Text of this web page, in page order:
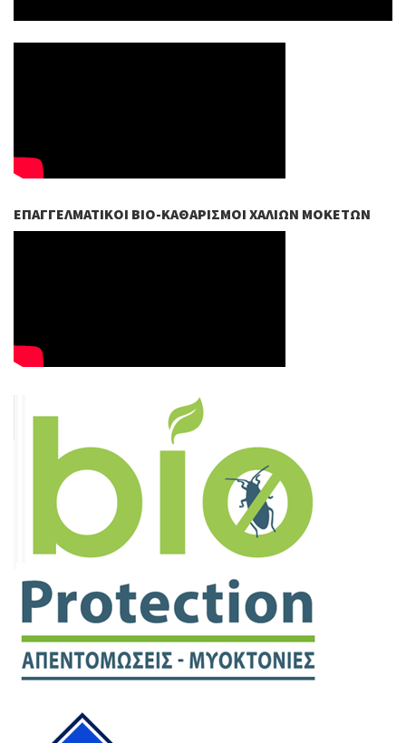
ΕΠΑΓΓΕΛΜΑΤΙΚΟΊ ΒIO-ΚΑΘΑΡΙΣΜΟΊ ΧΑΛΙΏΝ ΜΟΚΕΤΏΝ